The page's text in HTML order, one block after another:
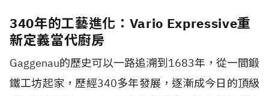
340年的工藝進化：Vario Expressive重
新定義當代廚房
Gaggenau的歷史可以一路追溯到1683年，從一間鍛
鐵工坊起家，歷經340多年發展，逐漸成今日的頂級